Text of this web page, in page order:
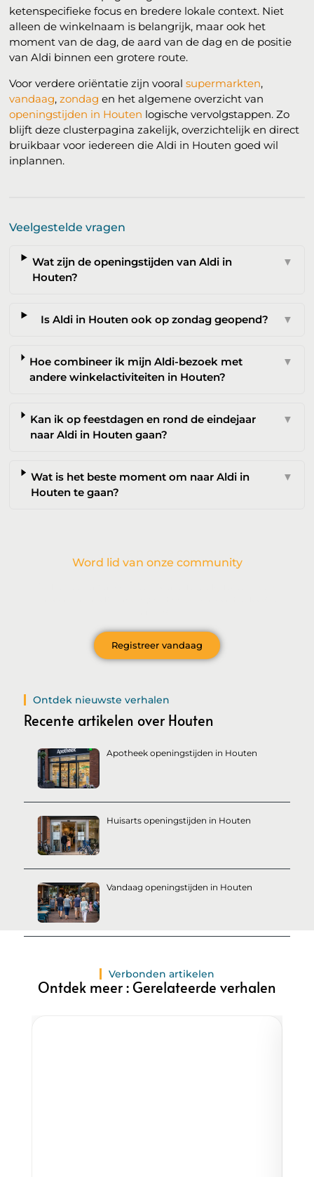
ketenspecifieke focus en bredere lokale context. Niet
alleen de winkelnaam is belangrijk, maar ook het
moment van de dag, de aard van de dag en de positie
van Aldi binnen een grotere route.
Voor verdere oriëntatie zijn vooralsupermarkten,
vandaag,zondag en het algemene overzicht van
openingstijden in Houten logische vervolgstappen. Zo
blijft deze clusterpagina zakelijk, overzichtelijk en direct
bruikbaar voor iedereen die Aldi in Houten goed wil
inplannen.
Veelgestelde vragen
Wat zijn de openingstijden van Aldi in
Houten?
▼
Is Aldi in Houten ook op zondag geopend? ▼
Hoe combineer ik mijn Aldi-bezoek met
andere winkelactiviteiten in Houten?
▼
Kan ik op feestdagen en rond de eindejaar
naar Aldi in Houten gaan?
▼
Wat is het beste moment om naar Aldi in
Houten te gaan?
▼
Word lid van onze community
Registreer vandaag
Ontdek nieuwste verhalen
Recente artikelen over Houten
Apotheek openingstijden in Houten
Huisarts openingstijden in Houten
Vandaag openingstijden in Houten
Verbonden artikelen
Ontdek meer : Gerelateerde verhalen